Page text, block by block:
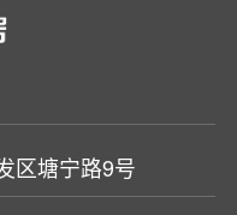
区塘宁路9号